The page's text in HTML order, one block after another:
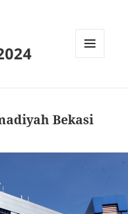
Bekasi